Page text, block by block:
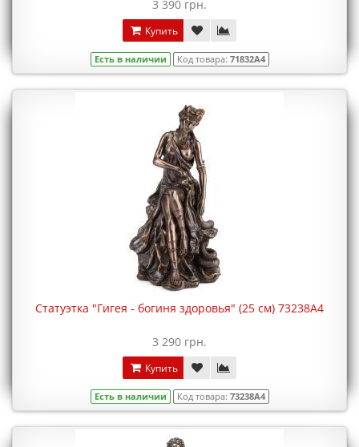
3 390 грн.
Купить
Есть в наличии Код товара: 71832A4
Статуэтка "Гигея - богиня здоровья" (25 см) 73238A4
3 290 грн.
Купить
Есть в наличии Код товара: 73238A4